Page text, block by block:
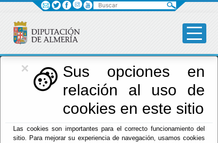
×
Sus opciones en
relación al uso de
cookies en este sitio
Las cookies son importantes para el correcto funcionamiento del
sitio. Para mejorar su experiencia de navegación, usamos cookies
Diputación
Menú Diputación
Escuchar
Buscar